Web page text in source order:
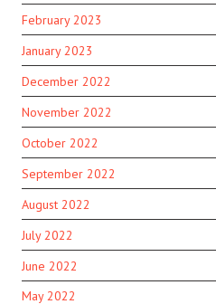
February 2023
January 2023
December 2022
November 2022
October 2022
September 2022
August 2022
July 2022
June 2022
May 2022